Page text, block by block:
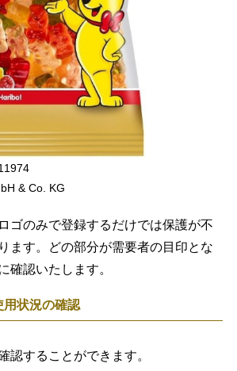
& Co. KG
ゴのみで登録するだけでは保護が不
ます。どの部分が需要者の目印とな
確認いたします。
用状況の確認
認することができます。